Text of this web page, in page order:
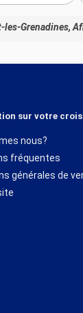
Grenadines,
sur votre
nous?
fréquentes
générales de